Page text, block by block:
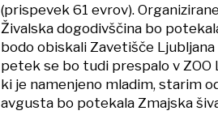
(prispevek 61 evrov).
Živalska dogodivščina bo
bodo obiskali Zavetišče
petek se bo tudi prespalo v
ki je namenjeno mladim, starim
avgusta bo potekala Zmajska